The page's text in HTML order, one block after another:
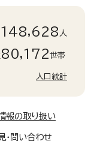
148,628 人
80,172世帯
人口統計
報の取り扱い
・問い合わせ